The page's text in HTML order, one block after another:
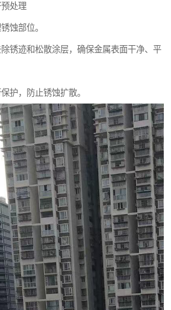
处理
蚀部位。
锈迹和松散涂层，确保金属表面干净、平
护，防止锈蚀扩散。